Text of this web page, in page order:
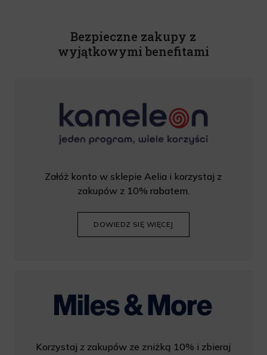
Bezpieczne zakupy z
wyjątkowymi benefitami
Załóż konto w sklepie Aelia i korzystaj z
zakupów z 10% rabatem.
DOWIEDZ SIĘ WIĘCEJ
Korzystaj z zakupów ze zniżką 10% i zbieraj